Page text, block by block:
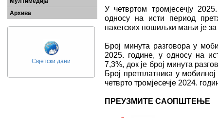
Архива
Свјетски дани
У четвртом тромјесечју
односу на исти период
пакетских пошиљки мањи је
Број минута разговора у
2025. године, у односу на
7,3%, док је број минута
Број претплатника у
четврто тромјесечје 2024.
ПРЕУЗМИТЕ САОПШТЕЊЕ